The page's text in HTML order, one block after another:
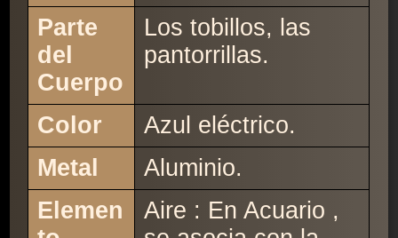
Parte
del
Cuerpo
Los tobillos, las
pantorrillas.
Color
Azul eléctrico.
Metal
Aluminio.
Elemen
Aire : En Acuario ,